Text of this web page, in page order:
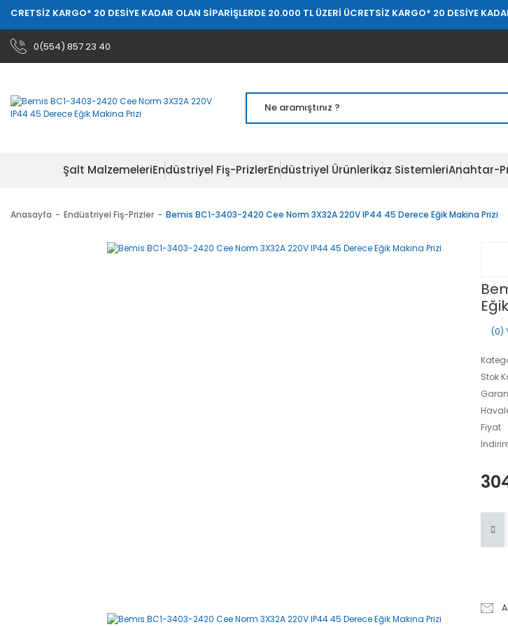
* 20 DESİYE KADAR OLAN SİPARİŞLERDE 20.000 TL ÜZERİ ÜCRETSİZ KARGO* 20 DESİYE KADAR OLAN
0(554) 857 23 40
Şalt MalzemeleriEndüstriyel Fiş-PrizlerEndüstriyel Ürünlerİkaz SistemleriAnahtar-
Anasayfa Endüstriyel Fiş-Prizler Bemis BC1-3403-2420 Cee Norm 3X32A 220V IP44 45 Derece Eğik Makina Prizi
(0)
Stok
Fiyat